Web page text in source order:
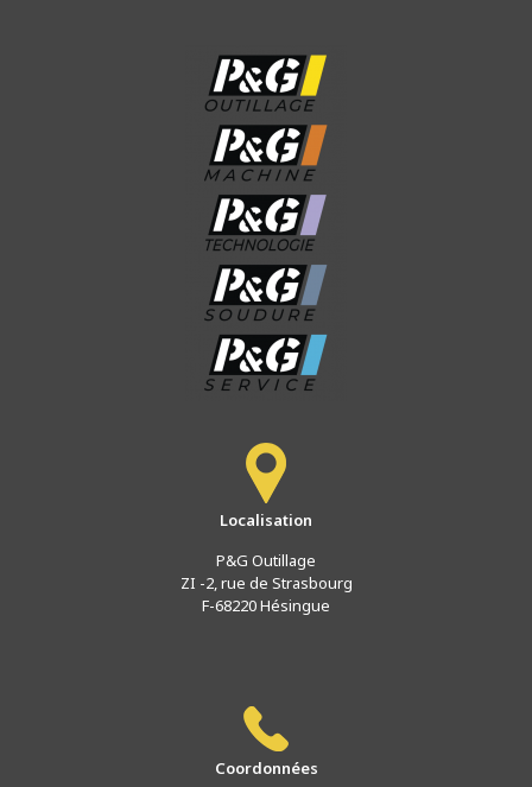
Localisation
P&G Outillage
ZI -2, rue de Strasbourg
F-68220 Hésingue
Coordonnées